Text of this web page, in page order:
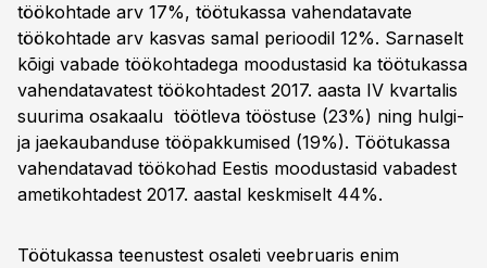
töökohtade arv 17%, töötukassa vahendatavate
töökohtade arv kasvas samal perioodil 12%. Sarnaselt
kõigi vabade töökohtadega moodustasid ka töötukassa
vahendatavatest töökohtadest 2017. aasta IV kvartalis
suurima osakaalu töötleva tööstuse (23%) ning hulgi-
ja jaekaubanduse tööpakkumised (19%). Töötukassa
vahendatavad töökohad Eestis moodustasid vabadest
ametikohtadest 2017. aastal keskmiselt 44%.
Töötukassa teenustest osaleti veebruaris enim